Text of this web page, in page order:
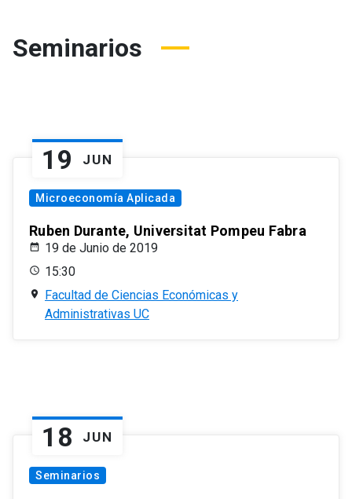
Seminarios
19 JUN
Microeconomía Aplicada
Ruben Durante, Universitat Pompeu Fabra
19 de Junio de 2019
15:30
Facultad de Ciencias Económicas y
Administrativas UC
18 JUN
Seminarios